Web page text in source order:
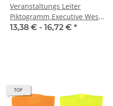
Veranstaltungs Leiter
Piktogramm Executive Weste
mit vielen Taschen S-3XL
13,38 € - 16,72 € *
TOP